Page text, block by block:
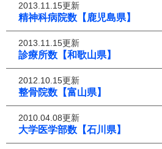
2013.11.15更新
精神科病院数【鹿児島県】
2013.11.15更新
診療所数【和歌山県】
2012.10.15更新
整骨院数【富山県】
2010.04.08更新
大学医学部数【石川県】